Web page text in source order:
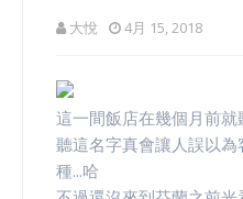
大悅 4月 15, 2018
這一間飯店在幾個月前就
聽這名字真會讓人誤以
種...哈